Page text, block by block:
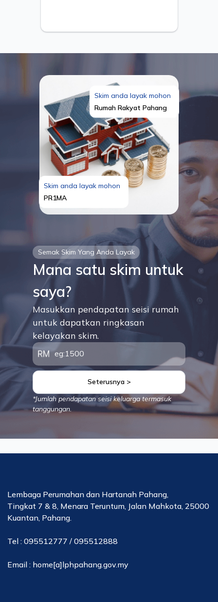
Semak Skim Yang Anda Layak
Mana satu skim untuk
saya?
Masukkan pendapatan seisi rumah
untuk dapatkan ringkasan
kelayakan skim.
Seterusnya >
*Jumlah pendapatan seisi keluarga termasuk
tanggungan.
Skim anda layak mohon
Rumah Rakyat Pahang
Skim anda layak mohon
PR1MA
Lembaga Perumahan dan Hartanah Pahang,
Tingkat 7 & 8, Menara Teruntum, Jalan Mahkota, 25000
Kuantan, Pahang.
Tel : 095512777 / 095512888
Email : home[a]lphpahang.gov.my